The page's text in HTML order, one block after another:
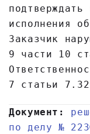
подтверждать
исполнения
Заказчик
9 части 10
7 статьи
Документ:
по делу №